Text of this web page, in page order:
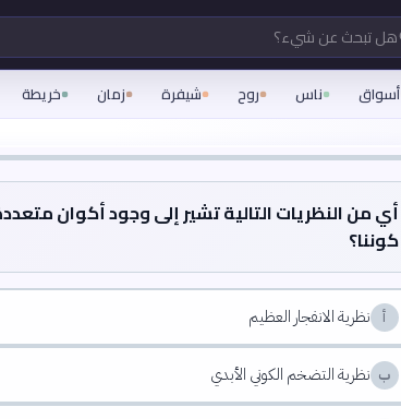
هل تبحث عن شيء؟
أسواق ناس روح شيفرة زمان خريطة
أي من النظريات التالية تشير إلى وجود أكوان
كوننا؟
أ نظرية الانفجار العظيم
ب نظرية التضخم الكوني الأبدي